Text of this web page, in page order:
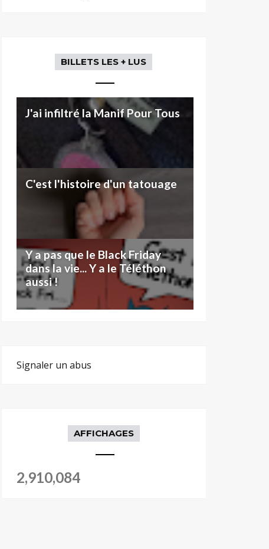
BILLETS LES + LUS
J'ai infiltré la Manif Pour Tous
C'est l'histoire d'un tatouage
Y a pas que le Black Friday
dans la vie... Y a le Téléthon
aussi !
Signaler un abus
AFFICHAGES
2,910,084